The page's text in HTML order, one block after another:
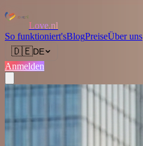
Love.nl
So funktioniert'sBlogPreiseÜber uns
🇩🇪DE
Anmelden